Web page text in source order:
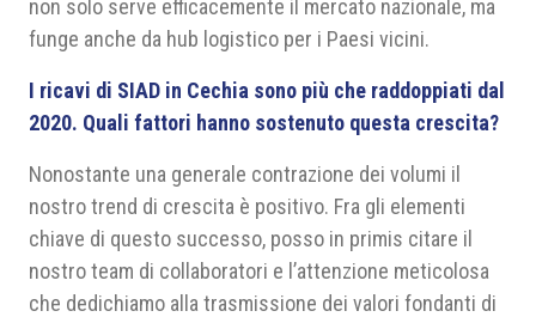
non solo serve efficacemente il mercato nazionale, ma
funge anche da hub logistico per i Paesi vicini.
I ricavi di SIAD in Cechia sono più che raddoppiati dal
2020. Quali fattori hanno sostenuto questa crescita?
Nonostante una generale contrazione dei volumi il
nostro trend di crescita è positivo. Fra gli elementi
chiave di questo successo, posso in primis citare il
nostro team di collaboratori e l’attenzione meticolosa
che dedichiamo alla trasmissione dei valori fondanti di